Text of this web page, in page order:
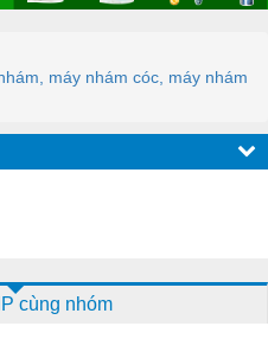
máy nhám cóc, máy nhám
cùng nhóm